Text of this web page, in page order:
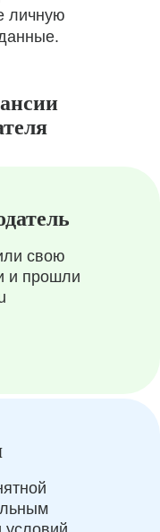
личную
свою
и прошли